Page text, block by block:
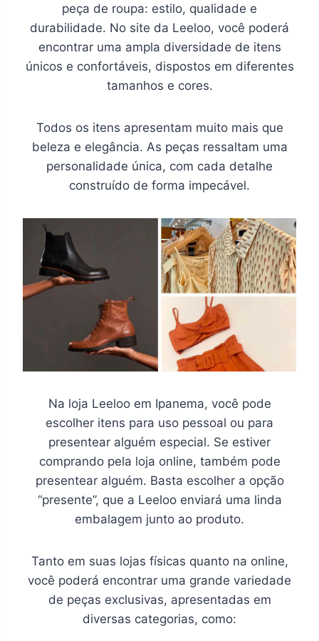
peça de roupa: estilo, qualidade e
durabilidade. No site da Leeloo, você poderá
encontrar uma ampla diversidade de itens
únicos e confortáveis, dispostos em diferentes
tamanhos e cores.
Todos os itens apresentam muito mais que
beleza e elegância. As peças ressaltam uma
personalidade única, com cada detalhe
construído de forma impecável.
Na loja Leeloo em Ipanema, você pode
escolher itens para uso pessoal ou para
presentear alguém especial. Se estiver
comprando pela loja online, também pode
presentear alguém. Basta escolher a opção
“presente”, que a Leeloo enviará uma linda
embalagem junto ao produto.
Tanto em suas lojas físicas quanto na online,
você poderá encontrar uma grande variedade
de peças exclusivas, apresentadas em
diversas categorias, como: